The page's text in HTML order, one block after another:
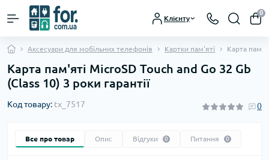
Клієнту
0
Аксесуари для мобільних телефонів Картки пам'яті Карта
Карта пам'яті MicroSD Touch and Go 32 Gb
(Class 10) 3 роки гарантії
Код товару: tx_7517 0
Все про товар Опис Відгуки 0 Питання 0